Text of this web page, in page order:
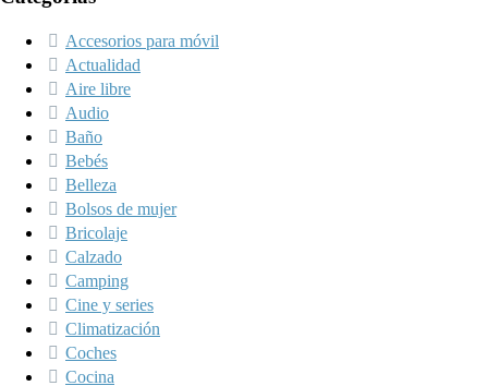
Accesorios para móvil
Actualidad
Aire libre
Audio
Baño
Bebés
Belleza
Bolsos de mujer
Bricolaje
Calzado
Camping
Cine y series
Climatización
Coches
Cocina